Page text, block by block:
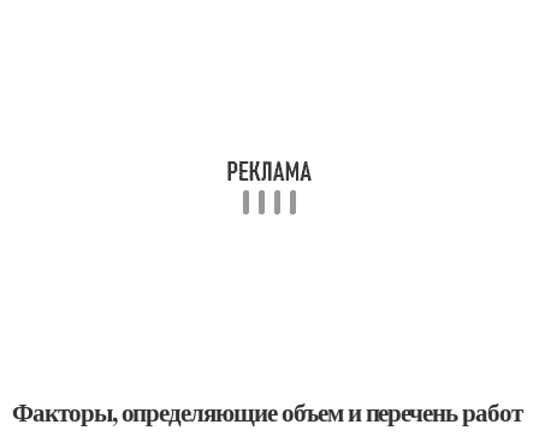
Факторы, определяющие объем и перечень работ